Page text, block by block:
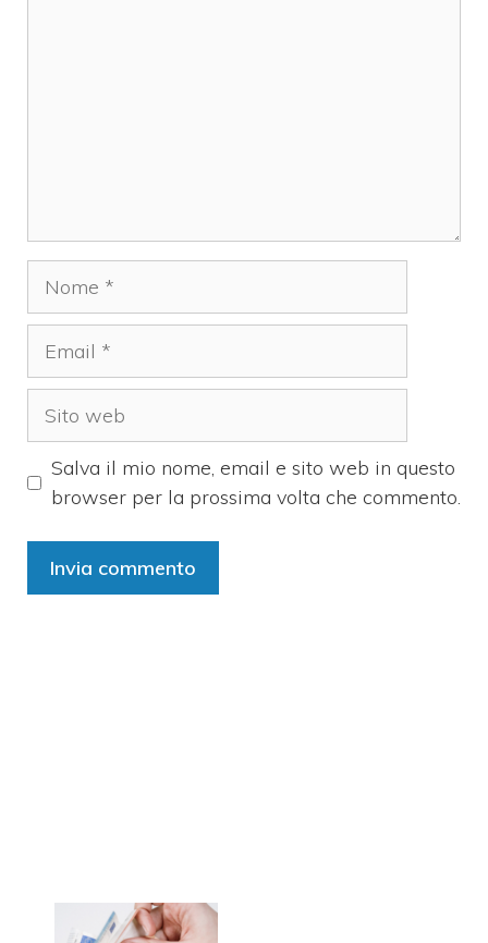
Salva il mio nome, email e sito web in questo
browser per la prossima volta che commento.